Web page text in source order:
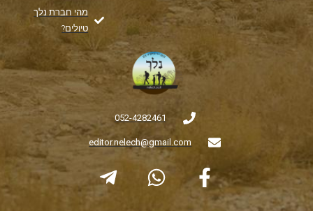
מהי חברת נלך
טיולים?
052-4282461
editor.nelech@gmail.com